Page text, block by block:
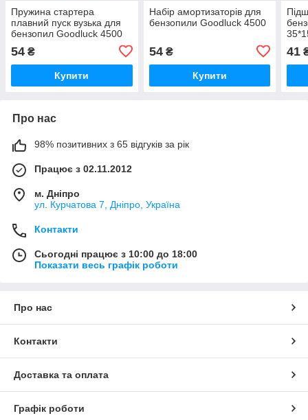
Пружина стартера
плавний пуск вузька для
бензопил Goodluck 4500
54 ₴
Купити
Набір амортизаторів для
бензопили Goodluck 4500
54₴
Купити
41
Про нас
98% позитивних з 65 відгуків за рік
Працює з 02.11.2012
м. Дніпро
ул. Курчатова 7, Дніпро, Україна
Контакти
Сьогодні працює з 10:00 до 18:00
Показати весь графік роботи
Про нас
Контакти
Доставка та оплата
Графік роботи